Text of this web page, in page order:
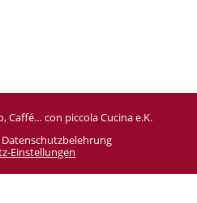
Caffé… con piccola Cucina e.K.
Datenschutzbelehrung
Einstellungen